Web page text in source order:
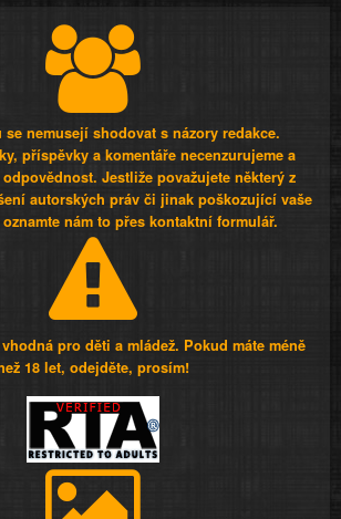
se nemusejí shodovat s názory redakce.
příspěvky a komentáře necenzurujeme a
odpovědnost. Jestliže považujete některý z
autorských práv či jinak poškozující vaše
nám to přes kontaktní formulář.
pro děti a mládež. Pokud máte méně
18 let, odejděte, prosím!